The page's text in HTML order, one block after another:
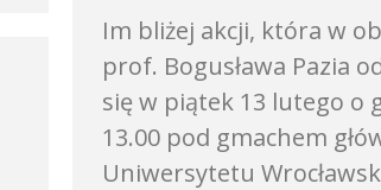
Im bliżej akcji, która w
prof. Bogusława Pazia
się w piątek 13 lutego o
13.00 pod gmachem
Uniwersytetu